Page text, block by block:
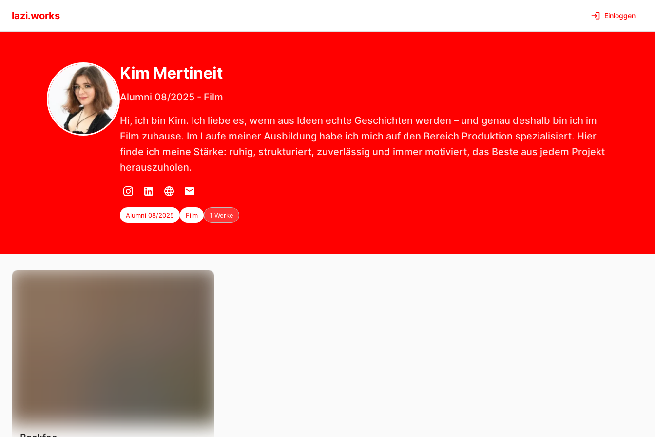
lazi.works Einloggen
Kim Mertineit
Alumni 08/2025 - Film
Hi, ich bin Kim. Ich liebe es, wenn aus Ideen echte Geschichten werden – und genau deshalb bin ich im
Film zuhause. Im Laufe meiner Ausbildung habe ich mich auf den Bereich Produktion spezialisiert. Hier
finde ich meine Stärke: ruhig, strukturiert, zuverlässig und immer motiviert, das Beste aus jedem Projekt
herauszuholen.
Alumni 08/2025 Film 1 Werke